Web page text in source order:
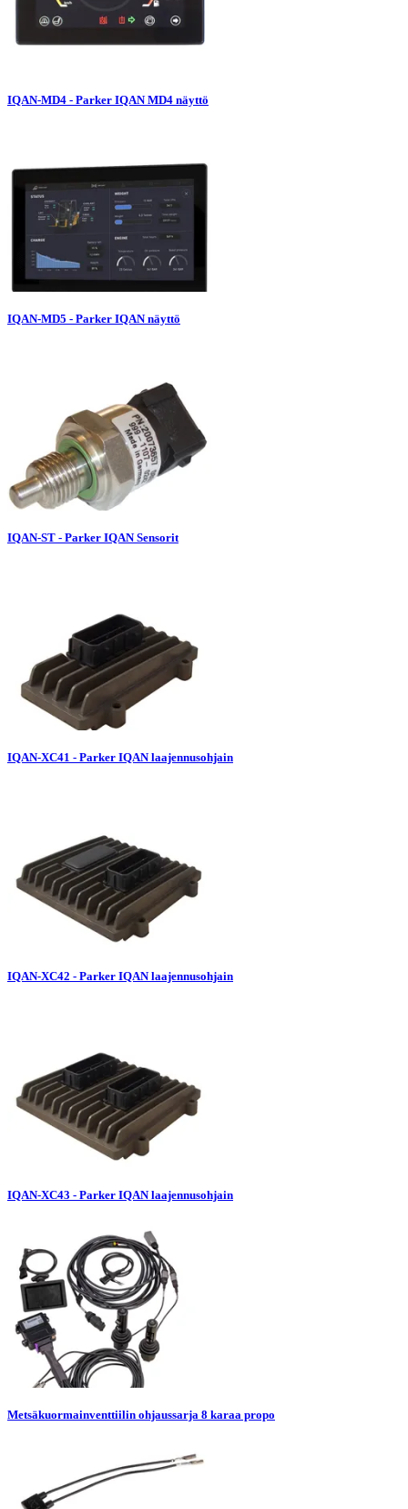
IQAN-MD4 - Parker IQAN MD4 näyttö
IQAN-MD5 - Parker IQAN näyttö
IQAN-ST - Parker IQAN Sensorit
IQAN-XC41 - Parker IQAN laajennusohjain
IQAN-XC42 - Parker IQAN laajennusohjain
IQAN-XC43 - Parker IQAN laajennusohjain
Metsäkuormainventtiilin ohjaussarja 8 karaa propo